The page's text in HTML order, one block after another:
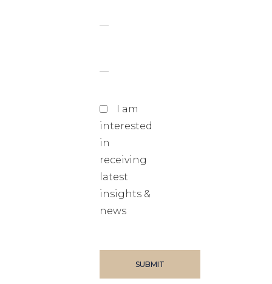
I am
interested
in
receiving
latest
insights &
news